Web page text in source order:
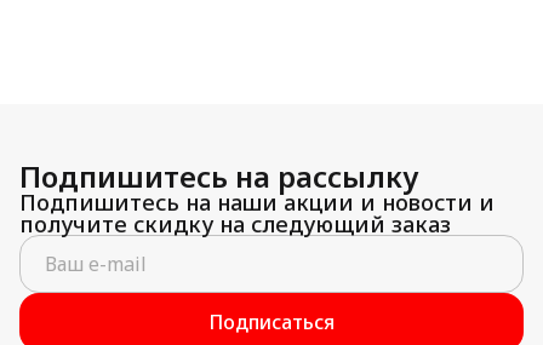
Подпишитесь на рассылку
Подпишитесь на наши акции и новости и
получите скидку на следующий заказ
Подписаться